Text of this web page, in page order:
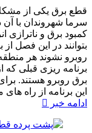
قطع برق یکی از
سرما شهروندان با آن
کمبود برق و ناترازی
بتوانند در این فصل
روبرو نشوند هر
برنامه ریزی قبلی
برق روبرو هستند.
این برنامه از راه
ادامه خبر